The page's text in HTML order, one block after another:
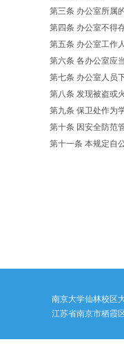
第三条 办公室所属
第四条 办公室不得
第五条 办公室工作
第六条 各办公室应
第七条 办公室人员
第八条 发现被盗或
第九条 保卫处作为
第十条 因安全防范
第十一条 本规定自
南京大学仙林校区
江苏省南京市栖霞